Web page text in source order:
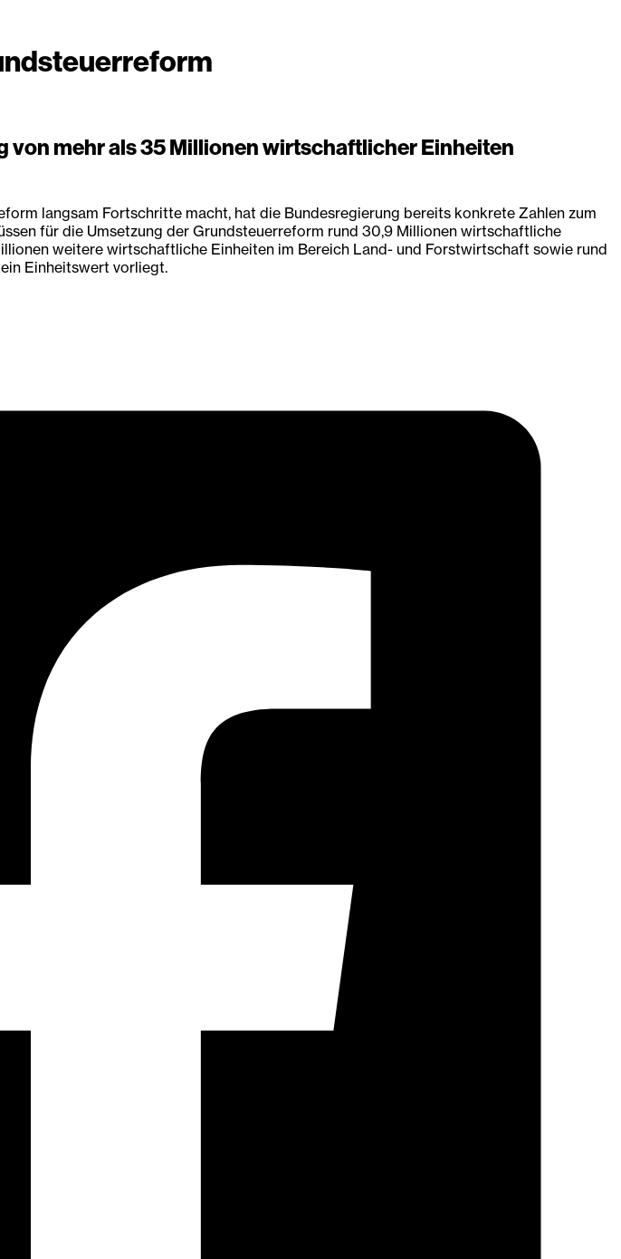
mehr als 35 Millionen wirtschaftlicher Einheiten
langsam Fortschritte macht, hat die Bundesregierung bereits konkrete Zahlen zum
für die Umsetzung der Grundsteuerreform rund 30,9 Millionen wirtschaftliche
weitere wirtschaftliche Einheiten im Bereich Land- und Forstwirtschaft sowie rund
Einheitswert vorliegt.